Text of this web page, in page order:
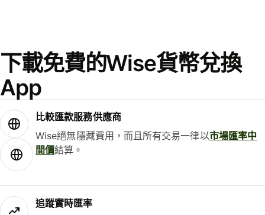
下載免費的Wise貨幣兌換
App
比較匯款服務供應商
Wise絕無隱藏費用，而且所有交易一律以市場匯率中
間價結算。
追蹤實時匯率